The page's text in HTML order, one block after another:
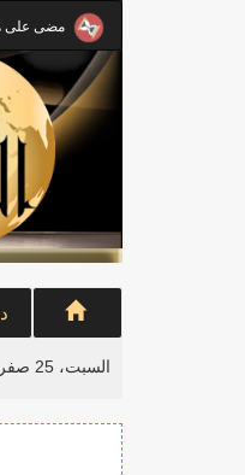
مضى على
السبت، 25 صفر 1448هـ | 08 أغسطس 2026م |